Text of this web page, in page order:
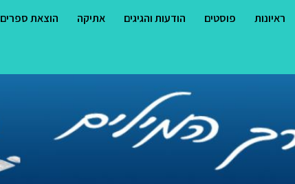
ראיונות פוסטים הודעות והגיגים אתיקה הוצאת ספרים